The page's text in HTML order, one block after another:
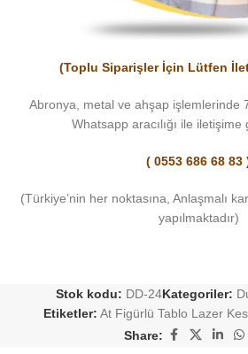
(Toplu Siparişler İçin Lütfen
Abronya, metal ve ahşap işlemlerinde
Whatsapp aracılığı ile
( 0553 686 68 83
(Türkiye’nin her noktasına, Anlaşmalı
yapılmaktadır)
Stok kodu: DD-24Kategoriler:
Etiketler: At Figürlü Tablo Lazer
Share: